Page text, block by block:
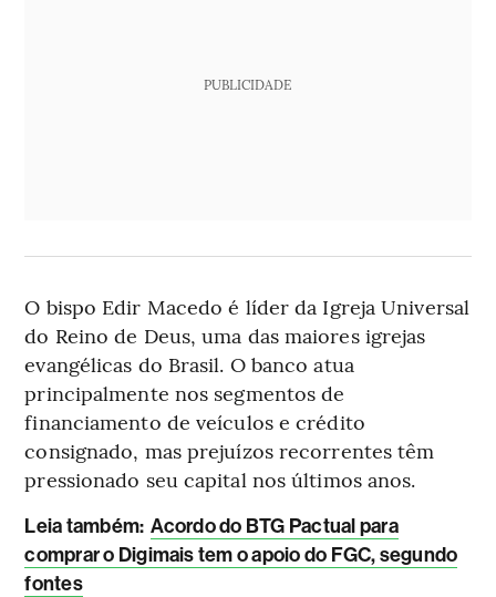
PUBLICIDADE
O bispo Edir Macedo é líder da Igreja Universal
do Reino de Deus, uma das maiores igrejas
evangélicas do Brasil. O banco atua
principalmente nos segmentos de
financiamento de veículos e crédito
consignado, mas prejuízos recorrentes têm
pressionado seu capital nos últimos anos.
Leia também: Acordo do BTG Pactual para
comprar o Digimais tem o apoio do FGC, segundo
fontes